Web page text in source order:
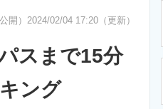
経営リーダーの
製造業のIT導入
開） 2024/02/04 17:20（更新）
スまで15分
ング